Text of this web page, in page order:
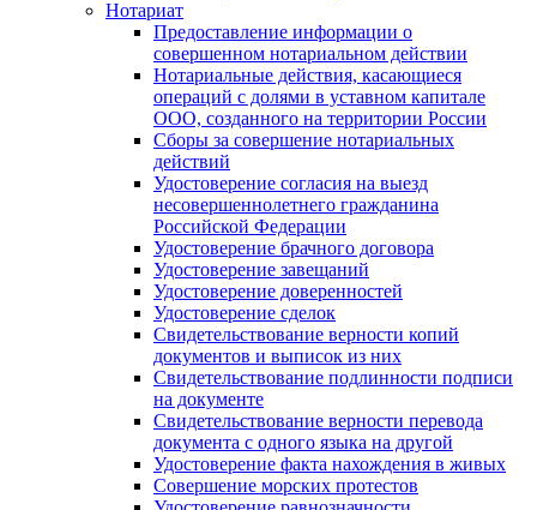
Нотариат
Предоставление информации о
совершенном нотариальном действии
Нотариальные действия, касающиеся
операций с долями в уставном капитале
ООО, созданного на территории России
Сборы за совершение нотариальных
действий
Удостоверение согласия на выезд
несовершеннолетнего гражданина
Российской Федерации
Удостоверение брачного договора
Удостоверение завещаний
Удостоверение доверенностей
Удостоверение сделок
Свидетельствование верности копий
документов и выписок из них
Свидетельствование подлинности подписи
на документе
Свидетельствование верности перевода
документа с одного языка на другой
Удостоверение факта нахождения в живых
Совершение морских протестов